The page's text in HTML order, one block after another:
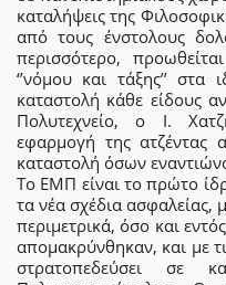
καταλήψεις της
από τους ένστολους
περισσότερο,
‘’νόμου και τάξης’’
καταστολή κάθε είδους
Πολυτεχνείο, ο Ι.
εφαρμογή της ατζέντας
καταστολή όσων
Το ΕΜΠ είναι το πρώτο
τα νέα σχέδια
περιμετρικά, όσο και
απομακρύνθηκαν, και με
στρατοπεδεύσει σε